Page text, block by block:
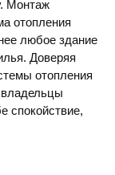
Монтаж
отопления
любое здание
Доверяя
отопления
спокойствие,